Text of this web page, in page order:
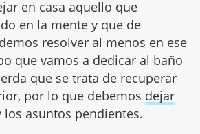
en casa aquello que
en la mente y que de
resolver al menos en ese
que vamos a dedicar al baño
que se trata de recuperar
por lo que debemos dejar
los asuntos pendientes.